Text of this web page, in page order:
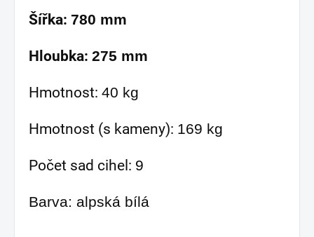
Šířka: 780 mm
Hloubka: 275 mm
Hmotnost: 40 kg
Hmotnost (s kameny): 169 kg
Počet sad cihel: 9
Barva: alpská bílá